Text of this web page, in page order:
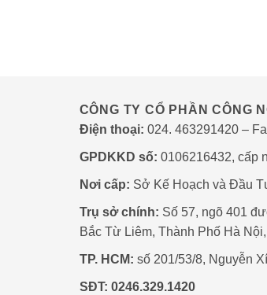
CÔNG TY CỔ PHẦN CÔNG
Điện thoại: 024. 463291420 –
GPDKKD số: 0106216432, cấp
Nơi cấp: Sở Kế Hoạch và Đầu
Trụ sở chính: Số 57, ngõ 401
Bắc Từ Liêm, Thành Phố Hà
TP. HCM: số 201/53/8, Nguyễn
SĐT: 0246.329.1420